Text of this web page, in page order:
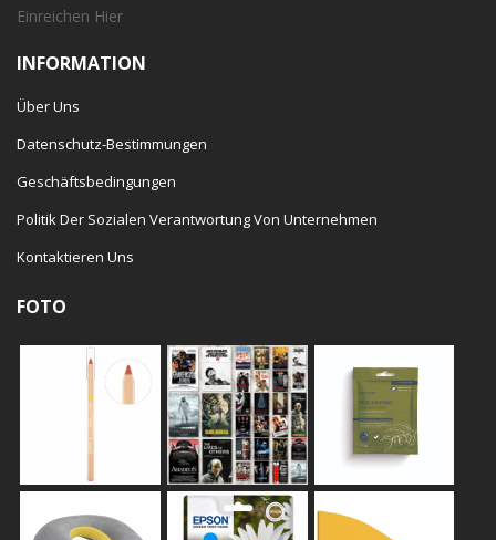
Einreichen Hier
INFORMATION
Über Uns
Datenschutz-Bestimmungen
Geschäftsbedingungen
Politik Der Sozialen Verantwortung Von Unternehmen
Kontaktieren Uns
FOTO